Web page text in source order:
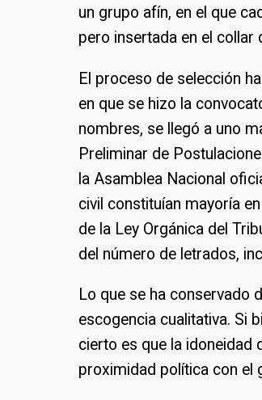
un grupo afín, en el que
pero insertada en el collar
El proceso de selección
en que se hizo la
nombres, se llegó a uno
Preliminar de
la Asamblea Nacional
civil constituían mayoría
de la Ley Orgánica del
del número de letrados,
Lo que se ha conservado
escogencia cualitativa. Si
cierto es que la idoneidad
proximidad política con el